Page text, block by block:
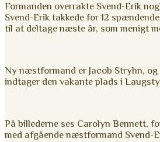
Formanden overrakte Svend-Erik
Svend-Erik takkede for 12
til at deltage næste år, som menigt
Ny næstformand er Jacob Stryhn,
indtager den vakante plads i
På billederne ses Carolyn Bennett,
med afgående næstformand Svend-